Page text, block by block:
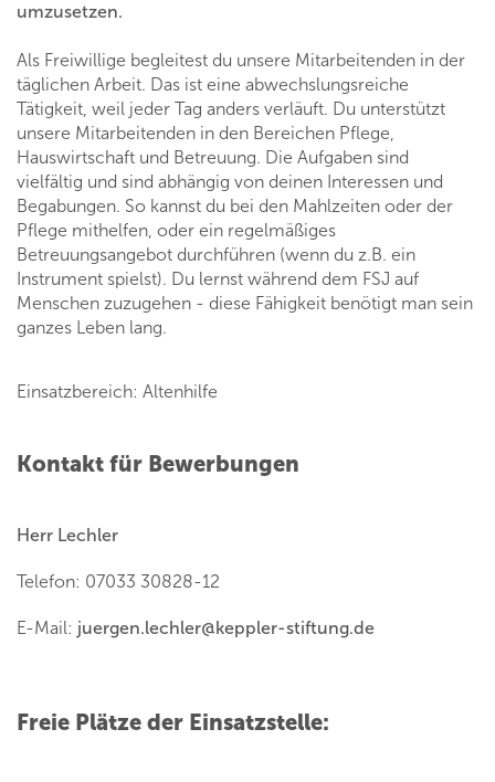
umzusetzen.
Als Freiwillige begleitest du unsere Mitarbeitenden in der
täglichen Arbeit. Das ist eine abwechslungsreiche
Tätigkeit, weil jeder Tag anders verläuft. Du unterstützt
unsere Mitarbeitenden in den Bereichen Pflege,
Hauswirtschaft und Betreuung. Die Aufgaben sind
vielfältig und sind abhängig von deinen Interessen und
Begabungen. So kannst du bei den Mahlzeiten oder der
Pflege mithelfen, oder ein regelmäßiges
Betreuungsangebot durchführen (wenn du z.B. ein
Instrument spielst). Du lernst während dem FSJ auf
Menschen zuzugehen - diese Fähigkeit benötigt man sein
ganzes Leben lang.
Einsatzbereich: Altenhilfe
Kontakt für Bewerbungen
Herr Lechler
Telefon: 07033 30828-12
E-Mail: juergen.lechler@keppler-stiftung.de
Freie Plätze der Einsatzstelle: